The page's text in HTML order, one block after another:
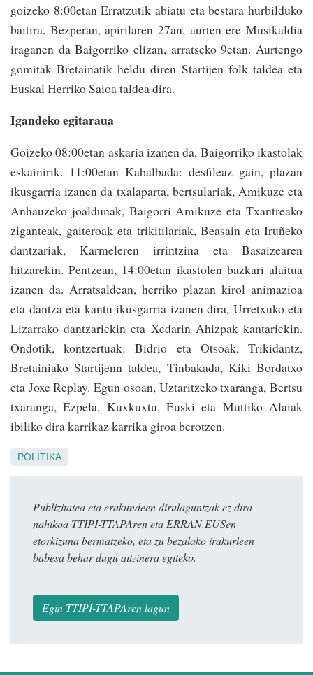
goizeko 8:00etan Erratzutik abiatu eta bestara hurbilduko
baitira. Bezperan, apirilaren 27an, aurten ere Musikaldia
iraganen da Baigorriko elizan, arratseko 9etan. Aurtengo
gomitak Bretainatik heldu diren Startijen folk taldea eta
Euskal Herriko Saioa taldea dira.
Igandeko egitaraua
Goizeko 08:00etan askaria izanen da, Baigorriko ikastolak
eskainirik. 11:00etan Kabalbada: desfileaz gain, plazan
ikusgarria izanen da txalaparta, bertsulariak, Amikuze eta
Anhauzeko joaldunak, Baigorri-Amikuze eta Txantreako
ziganteak, gaiteroak eta trikitilariak, Beasain eta Iruñeko
dantzariak, Karmeleren irrintzina eta Basaizearen
hitzarekin. Pentzean, 14:00etan ikastolen bazkari alaitua
izanen da. Arratsaldean, herriko plazan kirol animazioa
eta dantza eta kantu ikusgarria izanen dira, Urretxuko eta
Lizarrako dantzariekin eta Xedarin Ahizpak kantariekin.
Ondotik, kontzertuak: Bidrio eta Otsoak, Trikidantz,
Bretainiako Startijenn taldea, Tinbakada, Kiki Bordatxo
eta Joxe Replay. Egun osoan, Uztaritzeko txaranga, Bertsu
txaranga, Ezpela, Kuxkuxtu, Euski eta Muttiko Alaiak
ibiliko dira karrikaz karrika giroa berotzen.
POLITIKA
Publizitatea eta erakundeen dirulaguntzak ez dira
nahikoa TTIPI-TTAPAren eta ERRAN.EUSen
etorkizuna bermatzeko, eta zu bezalako irakurleen
babesa behar dugu aitzinera egiteko.
Egin TTIPI-TTAPAren lagun